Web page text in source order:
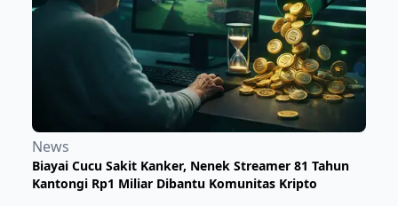
News
Biayai Cucu Sakit Kanker, Nenek Streamer 81 Tahun
Kantongi Rp1 Miliar Dibantu Komunitas Kripto